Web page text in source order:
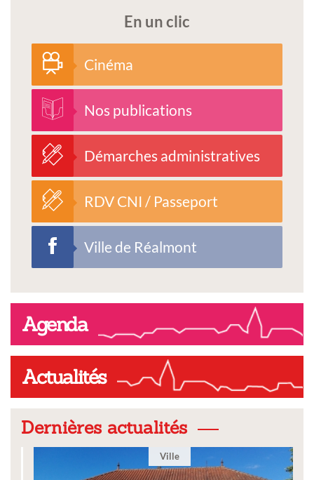
En un clic
Cinéma
Nos publications
Démarches administratives
RDV CNI / Passeport
Ville de Réalmont
Agenda
Actualités
Dernières actualités
Ville